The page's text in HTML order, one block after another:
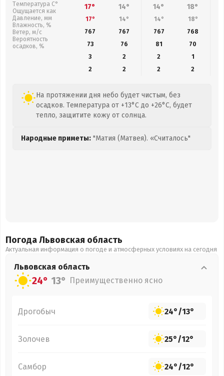
Температура С°
Ощущается как
Давление, мм
Влажность, %
Ветер, м/с
Вероятность
осадков, %
17° 14° 14° 18°
17° 14° 14° 18°
767
767 767 768
73
76 81 70
3
2 2
1
2
2 2 2
На протяжении дня небо будет чистым, без
осадков. Температура от +13°C до +26°C, будет
тепло, защитите кожу от солнца.
Народные приметы: "Матия (Матвея). «Считалось"
Погода Львовская область
Актуальная информация о погоде и атмосферных условиях на сегодня
Львовская область
24° 13° Преимущественно ясно
Дрогобыч 24°/13°
Золочев 25°/12°
Самбор 24°/12°